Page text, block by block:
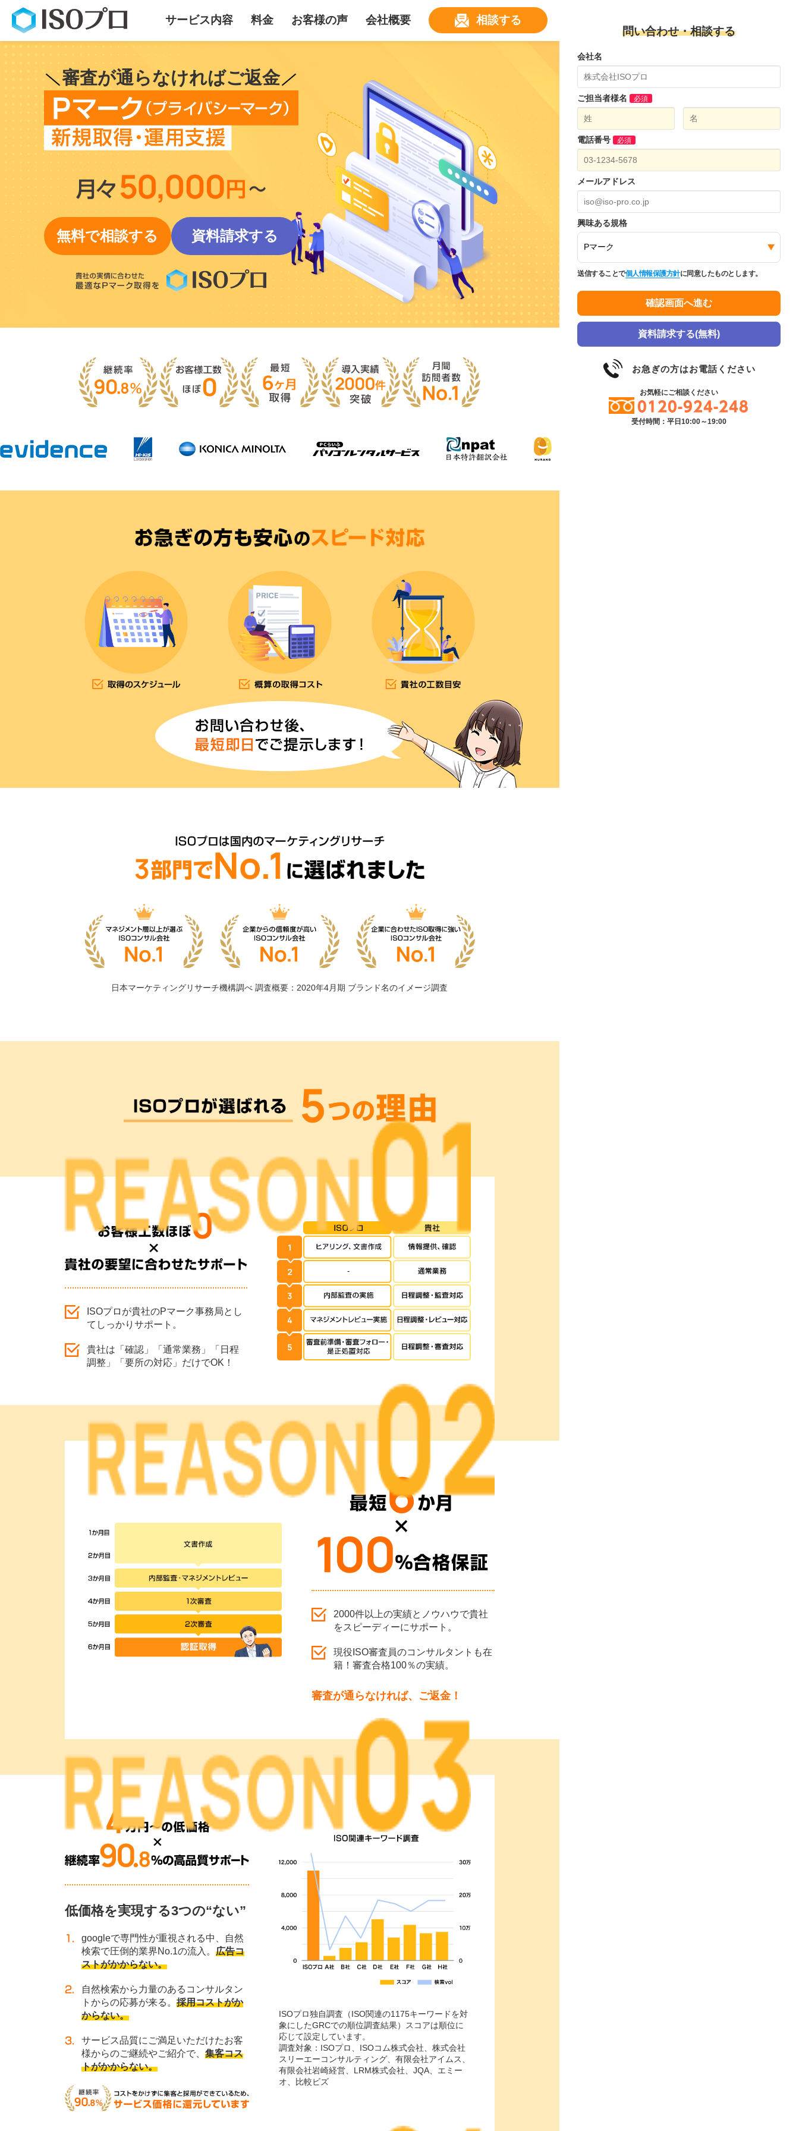
サービス内容 料金 お客様の声 会社概要
相談する
問い合わせ・相談する
会社名
ご担当者様名 必須
電話番号 必須
メールアドレス
興味ある規格
送信することで個人情報保護方針に同意したものとします。
資料請求する(無料)
お急ぎの方はお電話ください
お気軽にご相談ください
0120-924-248
受付時間：平日10:00～19:00
審査が通らなければご返金
無料で相談する 資料請求する
日本マーケティングリサーチ機構調べ調査概要：2020年4月期 ブランド名のイメージ調査
ISOプロが貴社のPマーク事務局とし
てしっかりサポート。
貴社は「確認」「通常業務」「日程
調整」「要所の対応」だけでOK！
2000件以上の実績とノウハウで貴社
をスピーディーにサポート。
現役ISO審査員のコンサルタントも在
籍！審査合格100％の実績。
審査が通らなければ、ご返金！
低価格を実現する3つの“ない”
googleで専門性が重視される中、自然
検索で圧倒的業界No.1の流入。広告コ
ストがかからない。
自然検索から力量のあるコンサルタン
トからの応募が来る。採用コストがか
からない。
サービス品質にご満足いただけたお客
様からのご継続やご紹介で、集客コス
トがかからない。
ISOプロ独自調査（ISO関連の1175キーワードを対
象にしたGRCでの順位調査結果）スコアは順位に
応じて設定しています。
調査対象：ISOプロ、ISOコム株式会社、株式会社
スリーエーコンサルティング、有限会社アイムス、
有限会社岩崎経営、LRM株式会社、JQA、エミー
オ、比較ビズ